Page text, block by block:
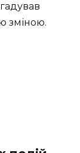
зміною.